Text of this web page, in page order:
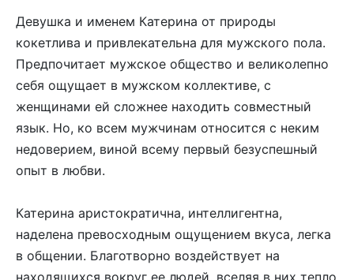
Девушка и именем Катерина от природы
кокетлива и привлекательна для мужского пола.
Предпочитает мужское общество и великолепно
себя ощущает в мужском коллективе, с
женщинами ей сложнее находить совместный
язык. Но, ко всем мужчинам относится с неким
недоверием, виной всему первый безуспешный
опыт в любви.
Катерина аристократична, интеллигентна,
наделена превосходным ощущением вкуса, легка
в общении. Благотворно воздействует на